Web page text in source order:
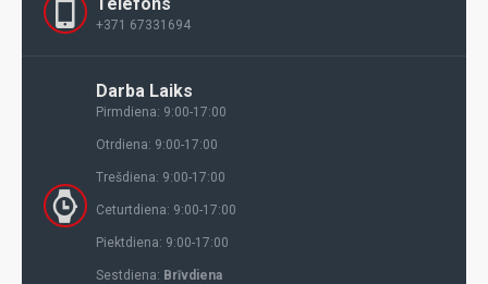
+371 67331694
Darba Laiks
Pirmdiena: 9:00-17:00
Otrdiena: 9:00-17:00
Trešdiena: 9:00-17:00
Ceturtdiena: 9:00-17:00
Piektdiena: 9:00-17:00
Sestdiena: Brīvdiena